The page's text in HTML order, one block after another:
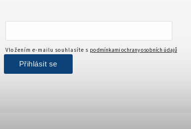
Vložením e-mailu souhlasíte s podmínkami ochrany osobních údajů
Přihlásit se